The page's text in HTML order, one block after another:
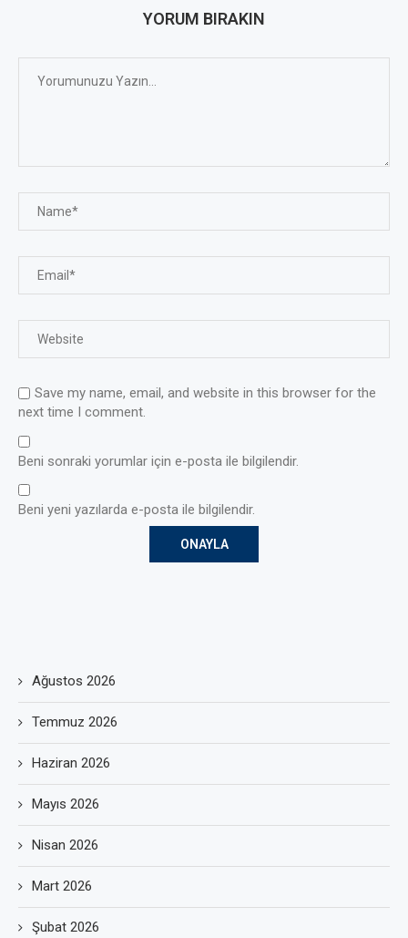
YORUM BIRAKIN
Save my name, email, and website in this browser for the
next time I comment.
Beni sonraki yorumlar için e-posta ile bilgilendir.
Beni yeni yazılarda e-posta ile bilgilendir.
Ağustos 2026
Temmuz 2026
Haziran 2026
Mayıs 2026
Nisan 2026
Mart 2026
Şubat 2026